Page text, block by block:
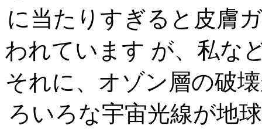
に当たりすぎると皮膚
われています が、私な
それに、オゾン層の破
ろいろな宇宙光線が地